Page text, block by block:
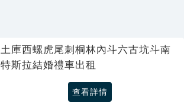
土庫西螺虎尾刺桐林內斗六古坑斗南
特斯拉結婚禮車出租
查看詳情